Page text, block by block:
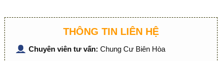
THÔNG TIN LIÊN HỆ
Chuyên viên tư vấn: Chung Cư Biên Hòa